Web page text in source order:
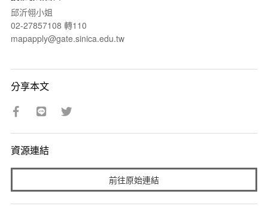
邱沂翎小姐
02-27857108 轉110
mapapply@gate.sinica.edu.tw
分享本文
資源連結
前往原始連結